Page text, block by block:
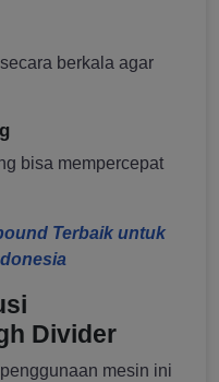
berkala agar
bisa mempercepat
Terbaik untuk
Divider
mesin ini